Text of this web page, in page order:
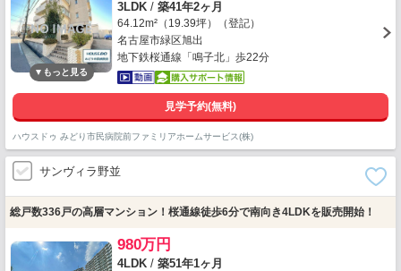
3LDK / 築41年2ヶ月
64.12m²（19.39坪）（登記）
名古屋市緑区旭出
地下鉄桜通線「鳴子北」歩22分
見学予約(無料)
ハウスドゥ みどり市民病院前ファミリアホームサービス(株)
サンヴィラ野並
総戸数336戸の高層マンション！桜通線徒歩6分で南向き4LDKを販売開始！
980万円
4LDK / 築51年1ヶ月